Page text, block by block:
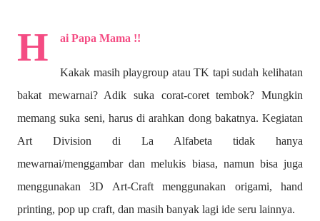
H ai Papa Mama !!
Kakak masih playgroup atau TK tapi sudah kelihatan
bakat mewarnai? Adik suka corat-coret tembok? Mungkin
memang suka seni, harus di arahkan dong bakatnya. Kegiatan
Art Division di La Alfabeta tidak hanya
mewarnai/menggambar dan melukis biasa, namun bisa juga
menggunakan 3D Art-Craft menggunakan origami, hand
printing, pop up craft, dan masih banyak lagi ide seru lainnya.